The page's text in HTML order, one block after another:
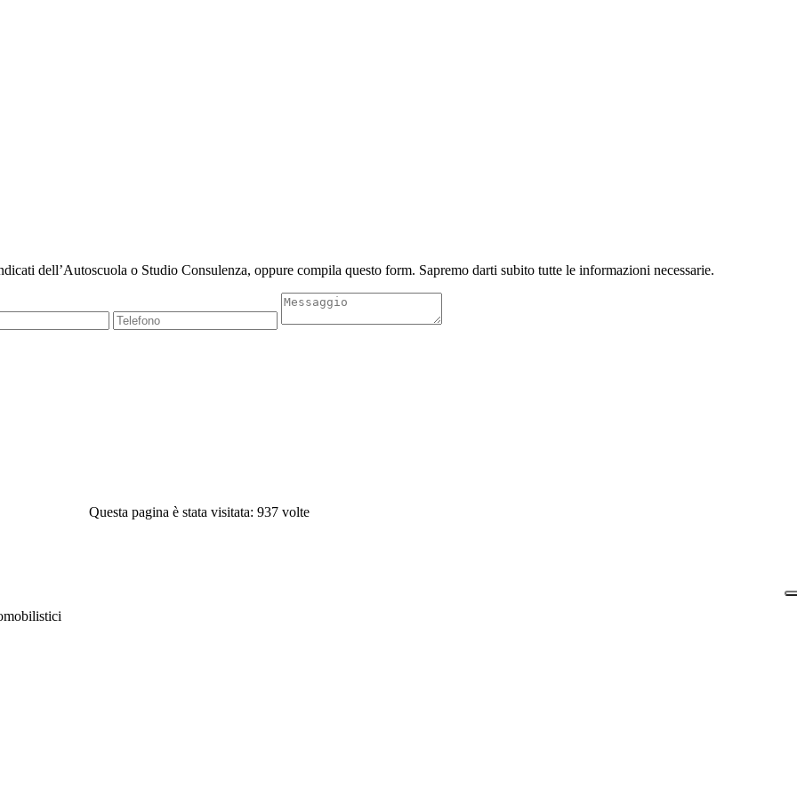
dell’Autoscuola o Studio Consulenza, oppure compila questo form. Sapremo darti subito tutte le informazioni necessarie.
Questa pagina è stata visitata: 937 volte